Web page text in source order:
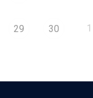
29 30 1